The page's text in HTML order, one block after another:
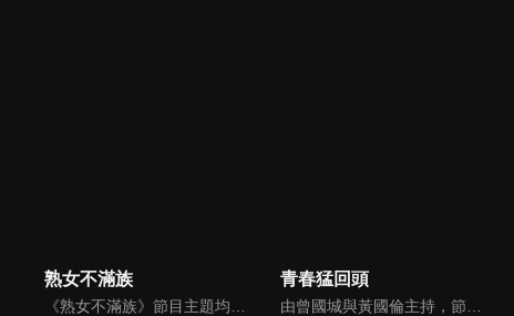
熟女不滿族 青春猛回頭